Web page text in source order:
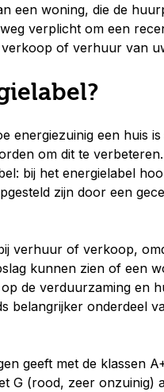
een woning, die de
verplicht om een
of verhuur van
energiezuinig een huis
om dit te
bij het energielabel
zijn door een
verhuur of verkoop,
kunnen zien of een
de verduurzaming en
belangrijker onderdeel
geeft met de klassen
G (rood, zeer onzuinig)